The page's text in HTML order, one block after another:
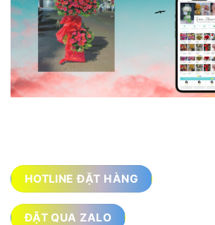
HOTLINE ĐẶT HÀNG
ĐẶT QUA ZALO